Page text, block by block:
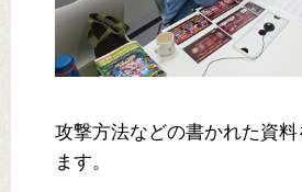
攻撃方法などの書かれた資
ます。